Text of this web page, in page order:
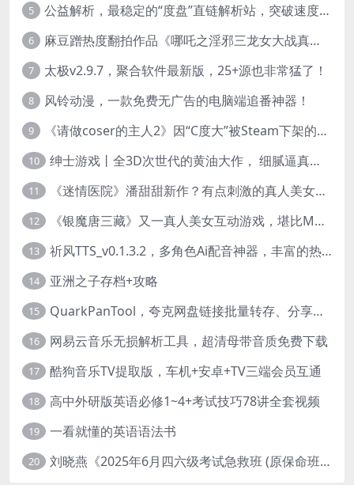
5 公益解析，最稳定的“度盘”直链解析站，突破速度限制
6 麻豆蹭热度翻拍作品《哪吒之淫邪三龙女大战真阳魔童》 已上线
7 太极v2.9.7，聚合软件最新版，25+源也非常猛了！
8 风铃动漫，一款免费无广告的电脑端追番神器！
9 《请做coser的主人2》因“C度大”被Steam下架的真人美女互动游戏！
10 绅士游戏丨全3D次世代的黄油大作， 细腻逼真的双人互动狂想曲！
11 《迷情医院》潘甜甜新作？有点刺激的真人美女互动游戏
12 《银魔唐三藏》又一真人美女互动游戏，堪比M豆！
13 祈风TTS_v0.1.3.2，多角色Ai配音神器，丰富的热门音色
14 亚洲之子存档+攻略
15 QuarkPanTool，夸克网盘链接批量转存、分享和下载工具
16 网易云音乐无损解析工具，超清母带音质免费下载
17 酷狗音乐TV提取版，车机+安卓+TV三端会员互通
18 高中外研版英语必修1~4+考试技巧78讲全套视频
19 一看就懂的英语语法书
20 刘晓燕《2025年6月四六级考试急救班 (原保命班) 》(四级完结+六级写译、阅读)